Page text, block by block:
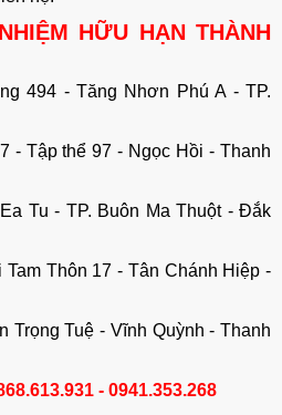
HỮU HẠN THÀNH
494 - Tăng Nhơn Phú A - TP.
- Tập thể 97 - Ngọc Hồi - Thanh
Tu - TP. Buôn Ma Thuột - Đắk
Thôn 17 - Tân Chánh Hiệp -
Trọng Tuệ - Vĩnh Quỳnh - Thanh
- 0941.353.268